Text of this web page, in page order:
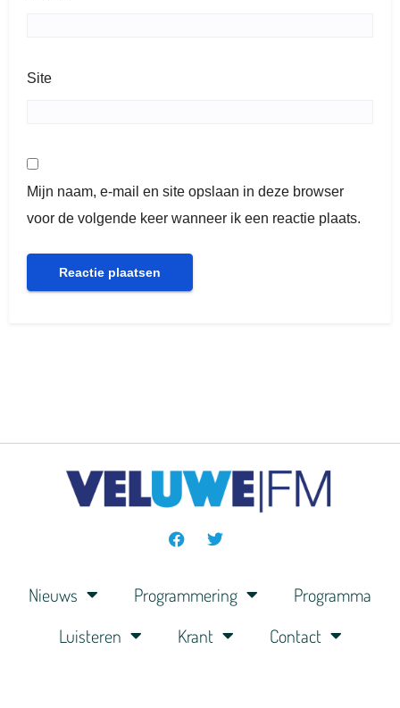
Site
Mijn naam, e-mail en site opslaan in deze browser
voor de volgende keer wanneer ik een reactie plaats.
Nieuws Programmering
Programma
Luisteren
Krant Contact